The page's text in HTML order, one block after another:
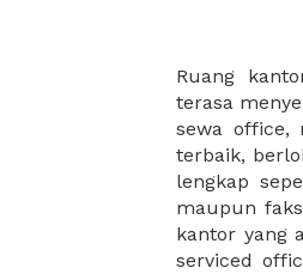
Ruang
terasa
sewa office,
terbaik,
lengkap
maupun
kantor yang
serviced
legalitas
pendirian
Sewa ruang
kantor
sewa,
kantor
kantor